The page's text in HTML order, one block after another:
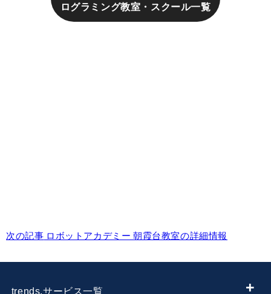
ログラミング教室・スクール一覧
次の記事 ロボットアカデミー 朝霞台教室の詳細情報
trends.サービス一覧